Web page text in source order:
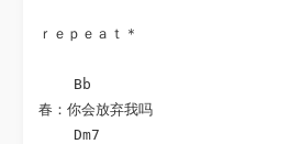
ｒｅｐｅａｔ＊
    Bb
春：你会放弃我吗
    Dm7